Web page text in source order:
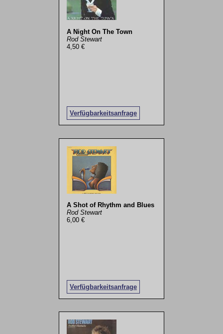
A Night On The Town
Rod Stewart
4,50 €
Verfügbarkeitsanfrage
A Shot of Rhythm and Blues
Rod Stewart
6,00 €
Verfügbarkeitsanfrage